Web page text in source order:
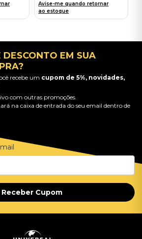
Avise-me quando retornar
ao estoque
DESCONTO EM SUA
recebe um cupom de 5%, novidades,
com outras promoções.
na caixa de entrada do seu email dentro de
Receber Cupom